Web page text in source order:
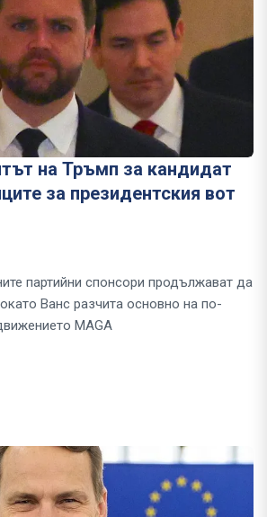
на Тръмп за кандидат
за президентския вот
партийни спонсори продължават да
Ванс разчита основно на по-
MAGA